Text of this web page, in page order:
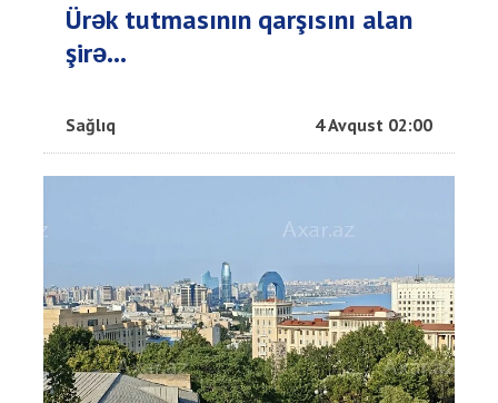
Ürək tutmasının qarşısını alan
şirə...
Sağlıq 4 Avqust 02:00